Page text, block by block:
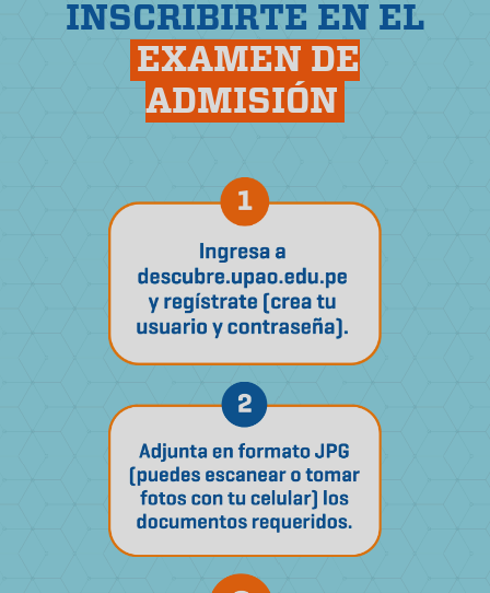
INSCRIBIRTE EN EL
EXAMEN DE
ADMISIÓN